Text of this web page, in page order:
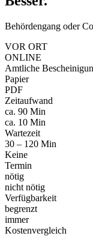
Behördengang oder
VOR ORT
ONLINE
Amtliche
Papier
PDF
Zeitaufwand
ca. 90 Min
ca. 10 Min
Wartezeit
30 – 120 Min
Keine
Termin
nötig
nicht nötig
Verfügbarkeit
begrenzt
immer
Kostenvergleich